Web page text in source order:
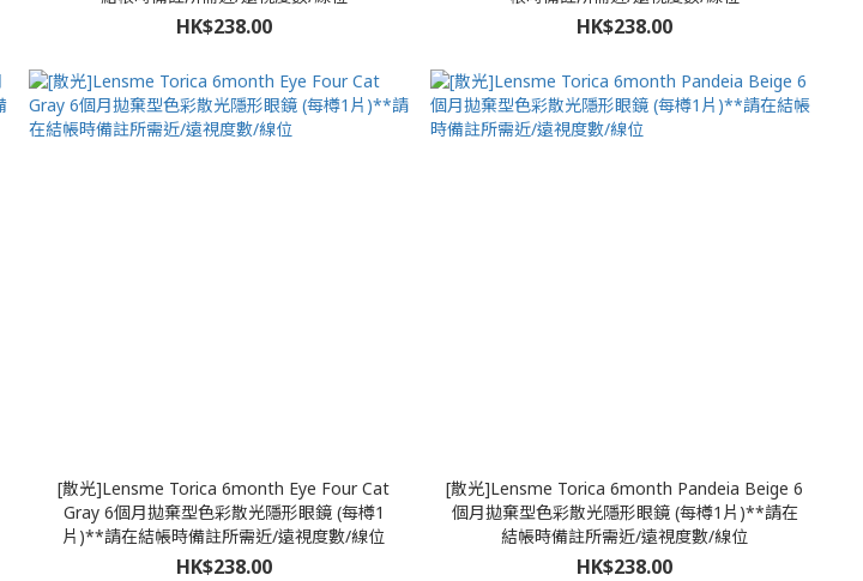
HK$238.00 HK$238.00
[散光]Lensme Torica 6month Eye Four Cat
Gray 6個月拋棄型色彩散光隱形眼鏡 (每樽1
片)**請在結帳時備註所需近/遠視度數/線位
HK$238.00
[散光]Lensme Torica 6month Pandeia Beige 6
個月拋棄型色彩散光隱形眼鏡 (每樽1片)**請在
結帳時備註所需近/遠視度數/線位
HK$238.00